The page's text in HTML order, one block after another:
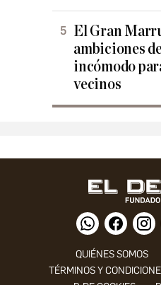
El Gran
ambiciones
incómodo
vecinos
QUIÉNES SOMOS
TÉRMINOS Y